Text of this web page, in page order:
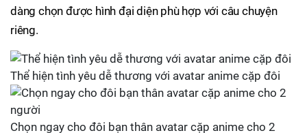
dàng chọn được hình đại diện phù hợp với câu chuyện
riêng.
Thể hiện tình yêu dễ thương với avatar anime cặp đôi
Chọn ngay cho đôi bạn thân avatar cặp anime cho 2